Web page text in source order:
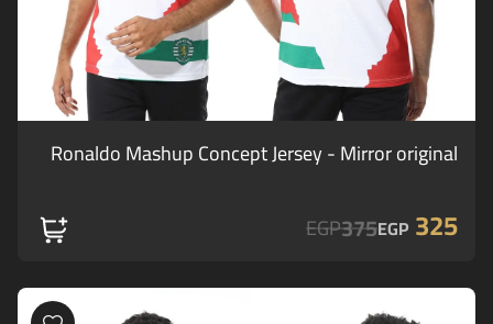
Ronaldo Mashup Concept Jersey - Mirror original
325
EGP
375
EGP